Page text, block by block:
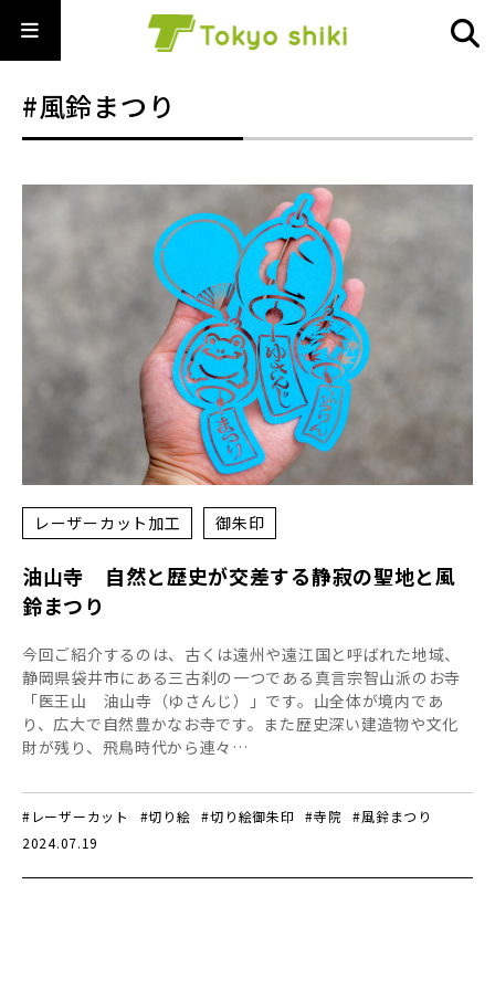
#風鈴まつり
レーザーカット加工 御朱印
油山寺 自然と歴史が交差する静寂の聖地と風
鈴まつり
今回ご紹介するのは、古くは遠州や遠江国と呼ばれた地域、
静岡県袋井市にある三古刹の一つである真言宗智山派のお寺
「医王山 油山寺（ゆさんじ）」です。山全体が境内であ
り、広大で自然豊かなお寺です。また歴史深い建造物や文化
財が残り、飛鳥時代から連々…
#レーザーカット #切り絵 #切り絵御朱印 #寺院
#風鈴まつり
2024.07.19